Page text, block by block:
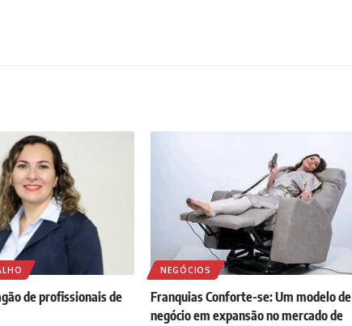
de profissionais de
NEGÓCIOS
Franquias Conforte-se: Um modelo de
negócio em expansão no mercado de